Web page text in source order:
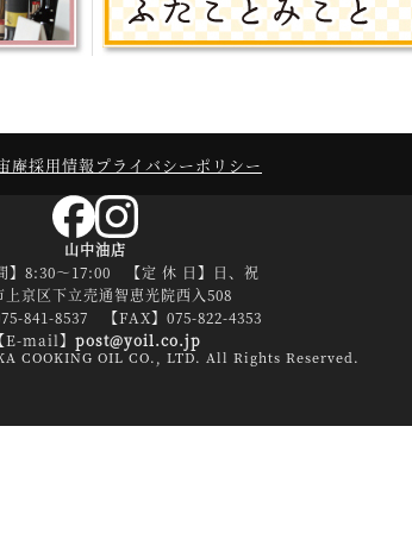
庵採用情報 プライバシーポリシー
山中油店
】8:30～17:00 【定 休 日】日、祝
上京区下立売通智恵光院西入508
841-8537 【FAX】075-822-4353
【E-mail】 post@yoil.co.jp
COOKING OIL CO., LTD. All Rights Reserved.